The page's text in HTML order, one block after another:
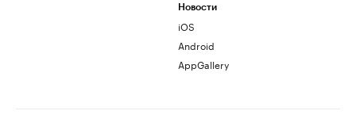
Новости
iOS
Android
AppGallery